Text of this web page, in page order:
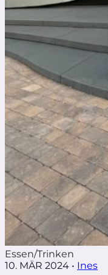
Essen/Trinken
10. MÄR 2024 • Ines